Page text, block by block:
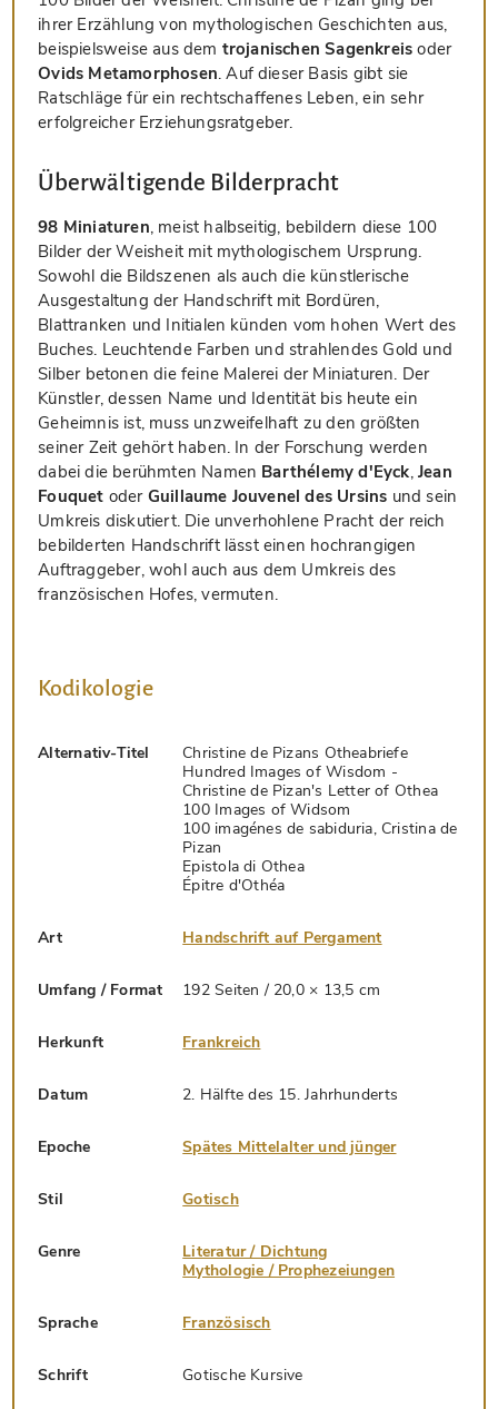
ihrer Erzählung von mythologischen Geschichten aus,
beispielsweise aus dem trojanischen Sagenkreis oder
Ovids Metamorphosen. Auf dieser Basis gibt sie
Ratschläge für ein rechtschaffenes Leben, ein sehr
erfolgreicher Erziehungsratgeber.
Überwältigende Bilderpracht
98 Miniaturen, meist halbseitig, bebildern diese 100
Bilder der Weisheit mit mythologischem Ursprung.
Sowohl die Bildszenen als auch die künstlerische
Ausgestaltung der Handschrift mit Bordüren,
Blattranken und Initialen künden vom hohen Wert des
Buches. Leuchtende Farben und strahlendes Gold und
Silber betonen die feine Malerei der Miniaturen. Der
Künstler, dessen Name und Identität bis heute ein
Geheimnis ist, muss unzweifelhaft zu den größten
seiner Zeit gehört haben. In der Forschung werden
dabei die berühmten Namen Barthélemy d'Eyck, Jean
Fouquet oder Guillaume Jouvenel des Ursins und sein
Umkreis diskutiert. Die unverhohlene Pracht der reich
bebilderten Handschrift lässt einen hochrangigen
Auftraggeber, wohl auch aus dem Umkreis des
französischen Hofes, vermuten.
Kodikologie
Alternativ-Titel
Christine de Pizans Otheabriefe
Hundred Images of Wisdom -
Christine de Pizan's Letter of Othea
100 Images of Widsom
100 imagénes de sabiduria, Cristina de
Pizan
Epistola di Othea
Épitre d'Othéa
Art Handschrift auf Pergament
Umfang / Format 192 Seiten / 20,0 × 13,5 cm
Herkunft Frankreich
Datum 2. Hälfte des 15. Jahrhunderts
Epoche Spätes Mittelalter und jünger
Stil Gotisch
Genre
Literatur / Dichtung
Mythologie / Prophezeiungen
Sprache Französisch
Schrift Gotische Kursive